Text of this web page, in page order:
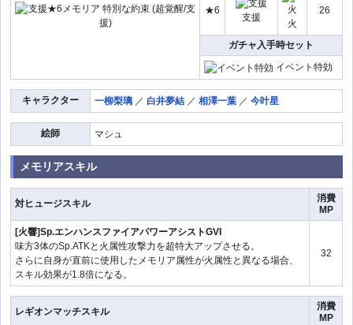
★6
支援
火
26
ガチャ入手時セット
イベント特効
キャラクター 一柳梨璃 ／ 白井夢結 ／ 相澤一葉 ／ 今叶星
絵師 マシュ
メモリアスキル
対ヒュージスキル
消費
MP
[火響]Sp.エンハンスファイアパワーアシストGVI
味方3体のSp.ATKと火属性攻撃力を超特大アップさせる。
さらに自身が直前に使用したメモリア属性が火属性と異なる場合、
スキル効果が1.8倍になる。
32
レギオンマッチスキル
消費
MP